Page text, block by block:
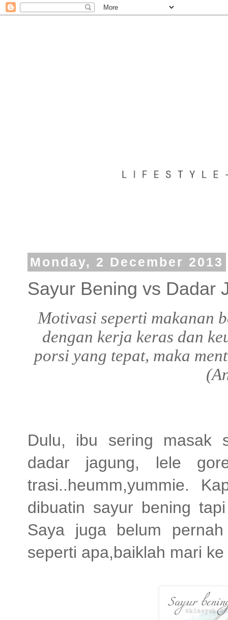
Monday, 2 December 2013
Sayur Bening vs Dadar
Motivasi seperti makanan
dengan kerja keras dan
porsi yang tepat, maka
Dulu, ibu sering masak
dadar jagung, lele
trasi..heumm,yummie.
dibuatin sayur bening
Saya juga belum
seperti apa,baiklah mari